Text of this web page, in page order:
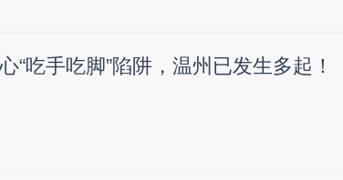
“吃手吃脚”陷阱，温州已发生多起！